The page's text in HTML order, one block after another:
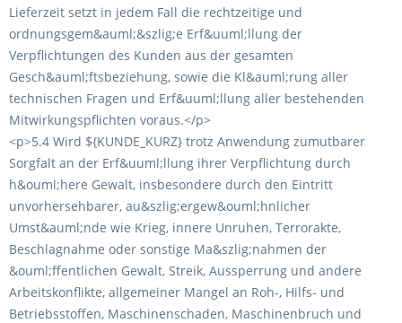
Lieferzeit setzt in jedem Fall die rechtzeitige und
ordnungsgem&auml;&szlig;e Erf&uuml;llung der
Verpflichtungen des Kunden aus der gesamten
Gesch&auml;ftsbeziehung, sowie die Kl&auml;rung aller
technischen Fragen und Erf&uuml;llung aller bestehenden
Mitwirkungspflichten voraus.</p>
<p>5.4 Wird ${KUNDE_KURZ} trotz Anwendung zumutbarer
Sorgfalt an der Erf&uuml;llung ihrer Verpflichtung durch
h&ouml;here Gewalt, insbesondere durch den Eintritt
unvorhersehbarer, au&szlig;ergew&ouml;hnlicher
Umst&auml;nde wie Krieg, innere Unruhen, Terrorakte,
Beschlagnahme oder sonstige Ma&szlig;nahmen der
&ouml;ffentlichen Gewalt, Streik, Aussperrung und andere
Arbeitskonflikte, allgemeiner Mangel an Roh-, Hilfs- und
Betriebsstoffen, Maschinenschaden, Maschinenbruch und